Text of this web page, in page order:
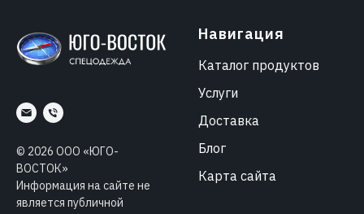
© 2026 ООО «ЮГО-
ВОСТОК»
Информация на сайте не
является публичной
Навигация
Каталог продуктов
Услуги
Доставка
Блог
Карта сайта